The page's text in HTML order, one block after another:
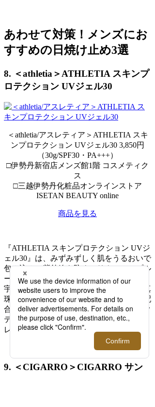
あわせて対策！メンズにお
すすめの日焼け止め3選
8. ＜athletia＞ATHLETIA スキンプ
ロテクション UVジェル30
＜athletia/アスレティア＞ATHLETIA スキ
ンプロテクション UVジェル30 3,850円
（30g/SPF30・PA+++）
□伊勢丹新宿店メンズ館1階 コスメティク
ス
□三越伊勢丹化粧品オンラインストア
ISETAN BEAUTY online
商品を見る
『ATHLETIA スキンプロテクション UVジ
ェル30』は、みずみずしく肌をうるおいで
包み込み、紫外線を防ぐフリクションプル
ーフ設計のUVジェルです。
宇治抹茶＆白茶エキス、甘草根エキス、真
珠タンパク抽出エキスなどの保湿成分を配
合し、肌を乾燥から防ぎながら日常のアク
ティブなシーンをサポートします。
レモンやローズマリーの清々しい香り。
9. ＜CIGARRO＞CIGARRO サン